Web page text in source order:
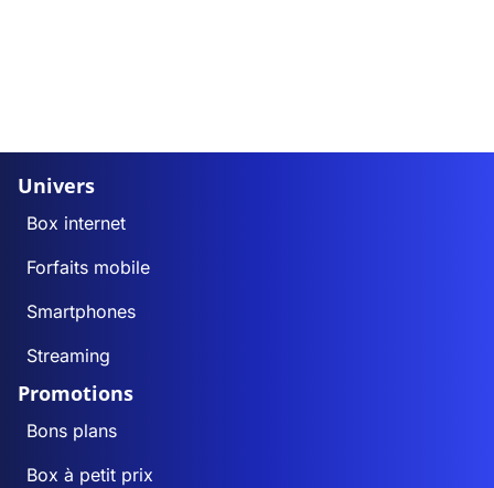
Univers
Box internet
Forfaits mobile
Smartphones
Streaming
Promotions
Bons plans
Box à petit prix